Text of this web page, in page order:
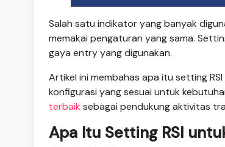
Salah satu indikator yang banyak
memakai pengaturan yang sama.
gaya entry yang digunakan.
Artikel ini membahas apa itu setting
konfigurasi yang sesuai untuk
terbaik sebagai pendukung aktivitas
Apa Itu Setting RSI